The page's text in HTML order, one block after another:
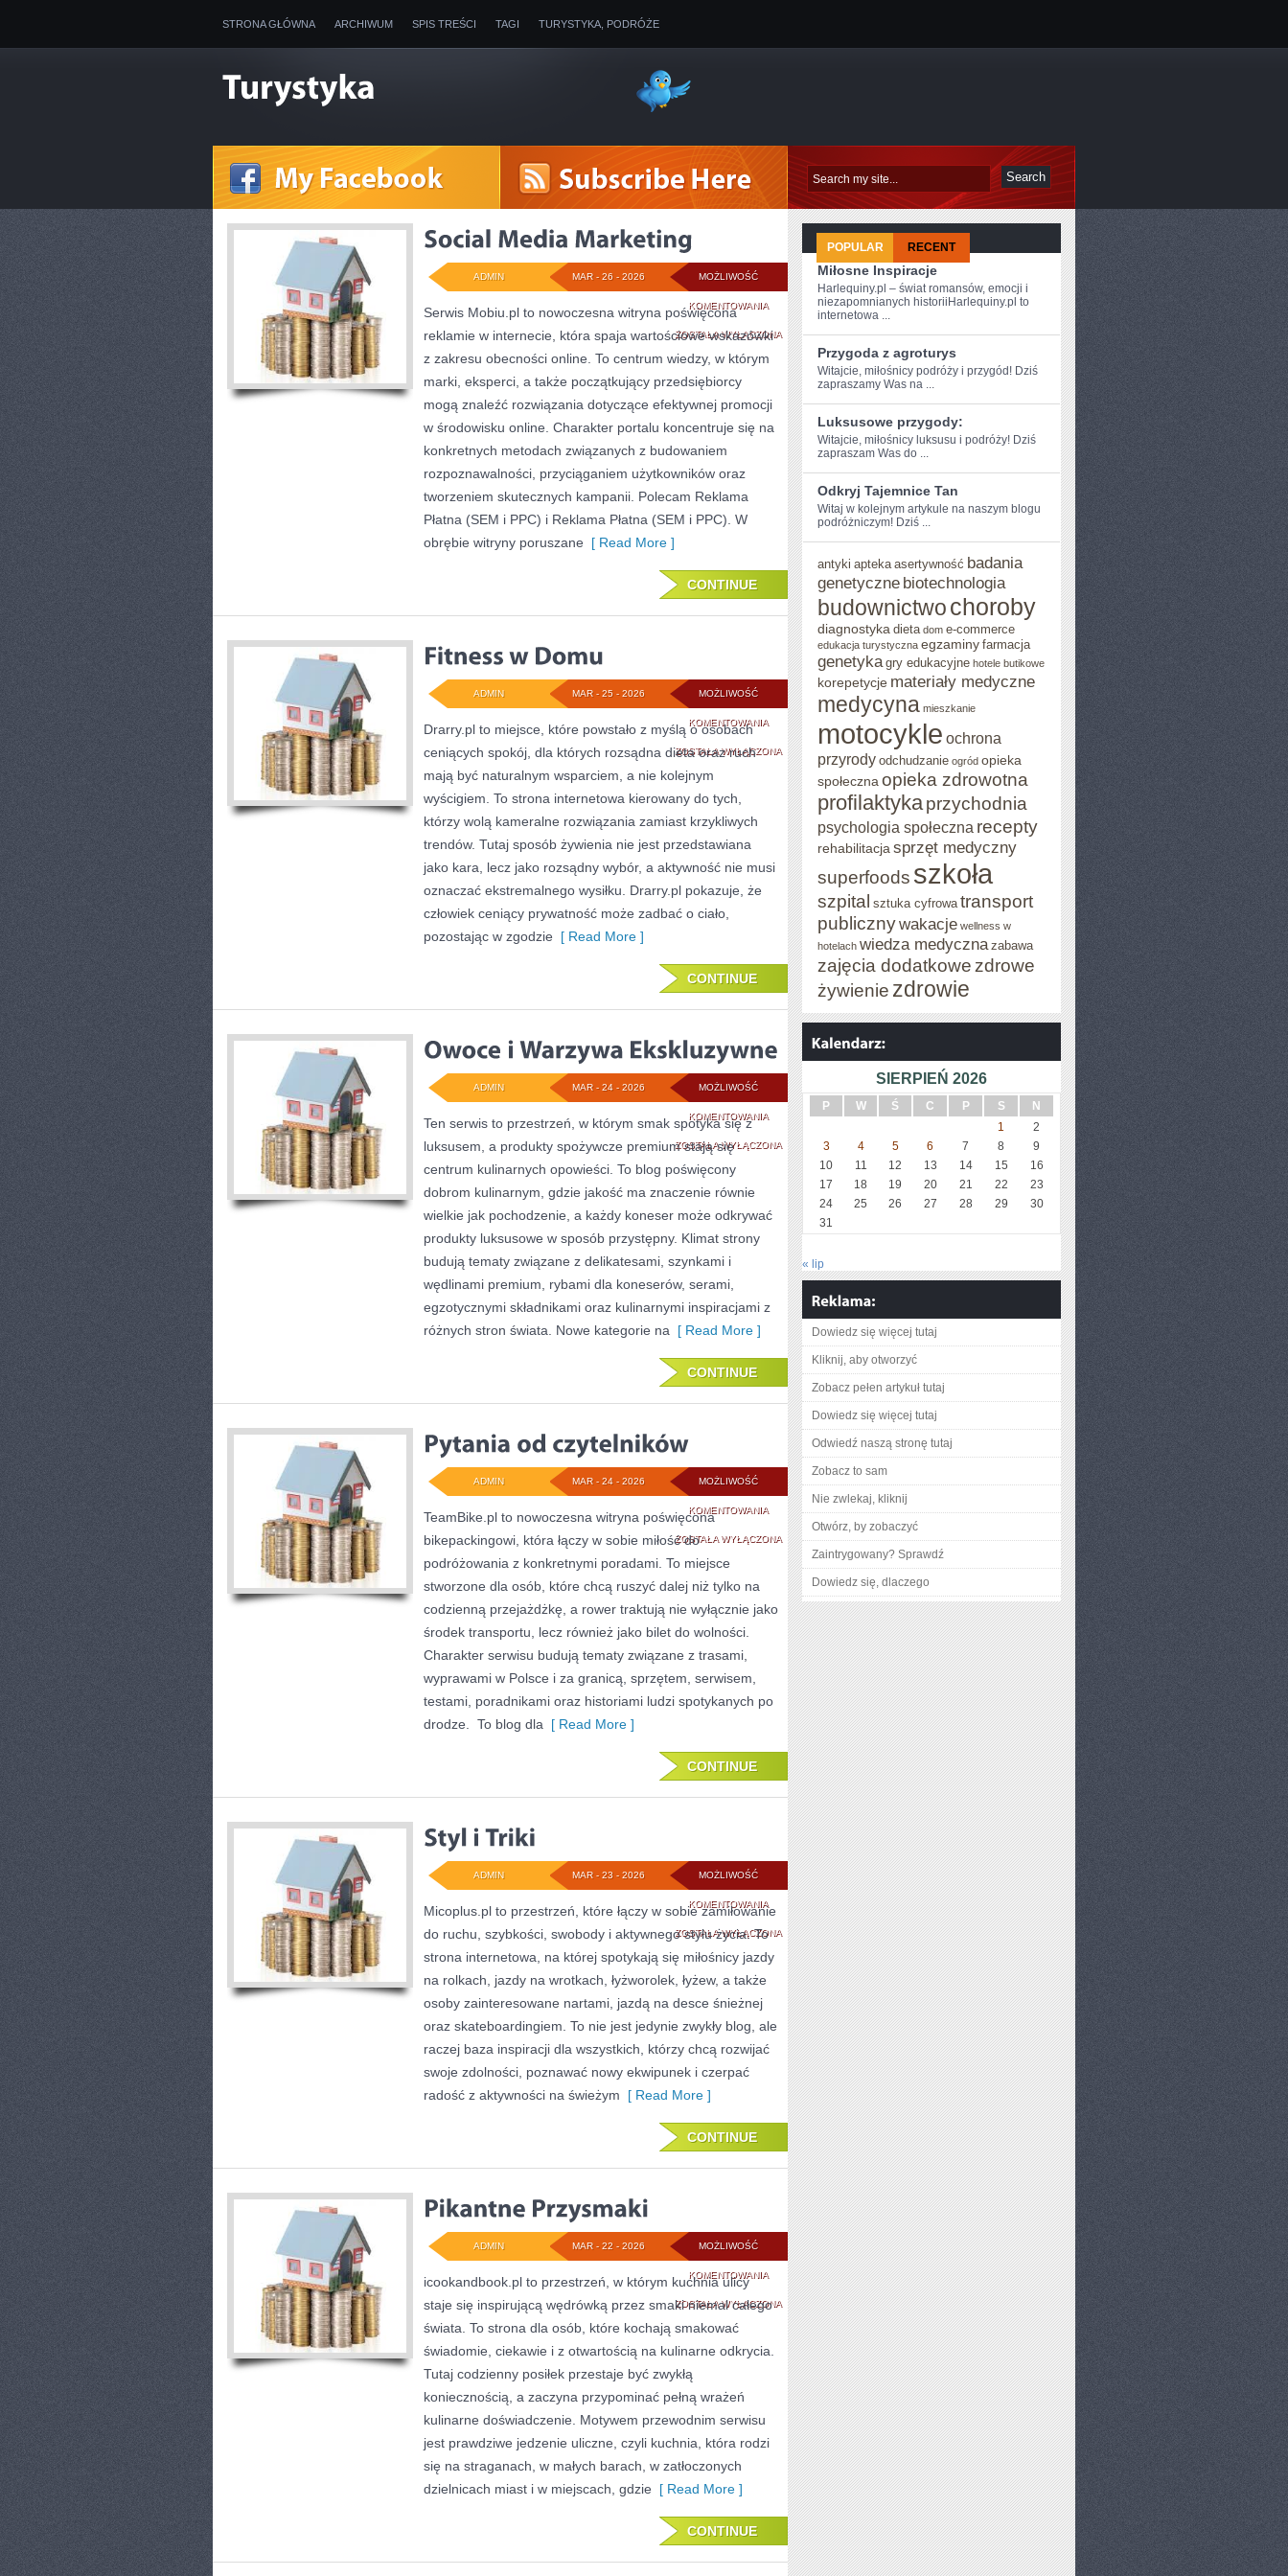
STRONA GŁÓWNA ARCHIWUM SPIS TREŚCI TAGI TURYSTYKA, PODRÓŻE
MOŻLIWOŚĆ
KOMENTOWANIASOCIAL
MEDIA
MARKETING
ZOSTAŁA WYŁĄCZONA
MAR - 26 - 2026
ADMIN
Serwis Mobiu.pl to nowoczesna witryna poświęcona
reklamie w internecie, która spaja wartościowe wskazówki
z zakresu obecności online. To centrum wiedzy, w którym
marki, eksperci, a także początkujący przedsiębiorcy
mogą znaleźć rozwiązania dotyczące efektywnej promocji
w środowisku online. Charakter portalu koncentruje się na
konkretnych metodach związanych z budowaniem
rozpoznawalności, przyciąganiem użytkowników oraz
tworzeniem skutecznych kampanii. Polecam Reklama
Płatna (SEM i PPC) i Reklama Płatna (SEM i PPC). W
obrębie witryny poruszane [ Read More ]
CONTINUE
MOŻLIWOŚĆ
KOMENTOWANIAFITNESS
W
DOMU
ZOSTAŁA WYŁĄCZONA
MAR - 25 - 2026
ADMIN
Drarry.pl to miejsce, które powstało z myślą o osobach
ceniących spokój, dla których rozsądna dieta oraz ruch
mają być naturalnym wsparciem, a nie kolejnym
wyścigiem. To strona internetowa kierowany do tych,
którzy wolą kameralne rozwiązania zamiast krzykliwych
trendów. Tutaj sposób żywienia nie jest przedstawiana
jako kara, lecz jako rozsądny wybór, a aktywność nie musi
oznaczać ekstremalnego wysiłku. Drarry.pl pokazuje, że
człowiek ceniący prywatność może zadbać o ciało,
pozostając w zgodzie [ Read More ]
CONTINUE
MOŻLIWOŚĆ
KOMENTOWANIAOWOCE
I
WARZYWA
EKSKLUZYWNE
ZOSTAŁA WYŁĄCZONA
MAR - 24 - 2026
ADMIN
Ten serwis to przestrzeń, w którym smak spotyka się z
luksusem, a produkty spożywcze premium stają się
centrum kulinarnych opowieści. To blog poświęcony
dobrom kulinarnym, gdzie jakość ma znaczenie równie
wielkie jak pochodzenie, a każdy koneser może odkrywać
produkty luksusowe w sposób przystępny. Klimat strony
budują tematy związane z delikatesami, szynkami i
wędlinami premium, rybami dla koneserów, serami,
egzotycznymi składnikami oraz kulinarnymi inspiracjami z
różnych stron świata. Nowe kategorie na [ Read More ]
CONTINUE
MOŻLIWOŚĆ
KOMENTOWANIAPYTANIA
OD
CZYTELNIKÓW
ZOSTAŁA WYŁĄCZONA
MAR - 24 - 2026
ADMIN
TeamBike.pl to nowoczesna witryna poświęcona
bikepackingowi, która łączy w sobie miłość do
podróżowania z konkretnymi poradami. To miejsce
stworzone dla osób, które chcą ruszyć dalej niż tylko na
codzienną przejażdżkę, a rower traktują nie wyłącznie jako
środek transportu, lecz również jako bilet do wolności.
Charakter serwisu budują tematy związane z trasami,
wyprawami w Polsce i za granicą, sprzętem, serwisem,
testami, poradnikami oraz historiami ludzi spotykanych po
drodze. To blog dla [ Read More ]
CONTINUE
MOŻLIWOŚĆ
KOMENTOWANIASTYL
I
TRIKI
ZOSTAŁA WYŁĄCZONA
MAR - 23 - 2026
ADMIN
Micoplus.pl to przestrzeń, które łączy w sobie zamiłowanie
do ruchu, szybkości, swobody i aktywnego stylu życia. To
strona internetowa, na której spotykają się miłośnicy jazdy
na rolkach, jazdy na wrotkach, łyżworolek, łyżew, a także
osoby zainteresowane nartami, jazdą na desce śnieżnej
oraz skateboardingiem. To nie jest jedynie zwykły blog, ale
raczej baza inspiracji dla wszystkich, którzy chcą rozwijać
swoje zdolności, poznawać nowy ekwipunek i czerpać
radość z aktywności na świeżym [ Read More ]
CONTINUE
MOŻLIWOŚĆ
KOMENTOWANIAPIKANTNE
PRZYSMAKI
ZOSTAŁA WYŁĄCZONA
MAR - 22 - 2026
ADMIN
icookandbook.pl to przestrzeń, w którym kuchnia ulicy
staje się inspirującą wędrówką przez smaki niemal całego
świata. To strona dla osób, które kochają smakować
świadomie, ciekawie i z otwartością na kulinarne odkrycia.
Tutaj codzienny posiłek przestaje być zwykłą
koniecznością, a zaczyna przypominać pełną wrażeń
kulinarne doświadczenie. Motywem przewodnim serwisu
jest prawdziwe jedzenie uliczne, czyli kuchnia, która rodzi
się na straganach, w małych barach, w zatłoczonych
dzielnicach miast i w miejscach, gdzie [ Read More ]
CONTINUE
POPULAR RECENT
Miłosne Inspiracje
Harlequiny.pl – świat romansów, emocji i
niezapomnianych historiiHarlequiny.pl to
internetowa ...
Przygoda z agroturys
Witajcie, miłośnicy podróży i ⁢przygód! Dziś
‍zapraszamy Was na ...
Luksusowe przygody:
Witajcie, miłośnicy luksusu i podróży!​ Dziś‌
zapraszam Was do ...
Odkryj Tajemnice Tan
Witaj w kolejnym artykule na naszym‍ blogu
podróżniczym! Dziś ...
antyki apteka asertywność badania
genetyczne biotechnologia
budownictwochoroby
diagnostyka dieta dom e-commerce
edukacja turystyczna egzaminy farmacja
genetyka gry edukacyjne hotele butikowe
korepetycje materiały medyczne
medycyna mieszkanie
motocykle ochrona
przyrody odchudzanie ogród opieka
społeczna opieka zdrowotna
profilaktykaprzychodnia
psychologia społeczna recepty
rehabilitacja sprzęt medyczny
superfoods szkoła
szpital sztuka cyfrowa transport
publicznywakacje wellness w
hotelach wiedza medyczna zabawa
zajęcia dodatkowe zdrowe
żywienie zdrowie
SIERPIEŃ 2026
P W Ś C P S
N
1
2
3
4 5 6 7 8
9
10
11 12 13 14 15
16
17
18 19 20 21 22
23
24
25 26 27 28 29
30
31
« lip
Dowiedz się więcej tutaj
Kliknij, aby otworzyć
Zobacz pełen artykuł tutaj
Dowiedz się więcej tutaj
Odwiedź naszą stronę tutaj
Zobacz to sam
Nie zwlekaj, kliknij
Otwórz, by zobaczyć
Zaintrygowany? Sprawdź
Dowiedz się, dlaczego